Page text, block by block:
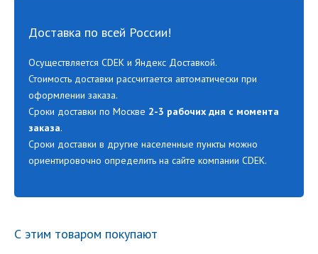
Доставка по всей России!
Осуществляется CDEK и Яндекс Доставкой.
Стоимость доставки рассчитается автоматически при
оформлении заказа.
Сроки доставки по Москве 2-3 рабочих дня с момента
заказа.
Сроки доставки в другие населенные пункты можно
ориентировочно определить на сайте компании CDEK.
С этим товаром покупают